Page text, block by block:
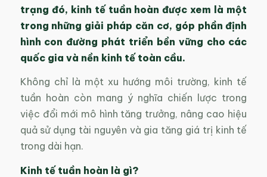
trạng đó, kinh tế tuần hoàn được xem là một
trong những giải pháp căn cơ, góp phần định
hình con đường phát triển bền vững cho các
quốc gia và nền kinh tế toàn cầu.
Không chỉ là một xu hướng môi trường, kinh tế
tuần hoàn còn mang ý nghĩa chiến lược trong
việc đổi mới mô hình tăng trưởng, nâng cao hiệu
quả sử dụng tài nguyên và gia tăng giá trị kinh tế
trong dài hạn.
Kinh tế tuần hoàn là gì?